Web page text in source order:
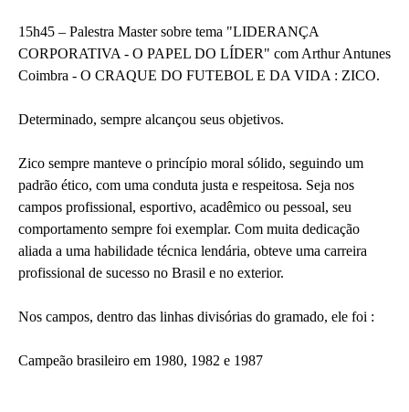
15h45 – Palestra Master sobre tema "LIDERANÇA
CORPORATIVA - O PAPEL DO LÍDER" com Arthur Antunes
Coimbra - O CRAQUE DO FUTEBOL E DA VIDA : ZICO.
Determinado, sempre alcançou seus objetivos.
Zico sempre manteve o princípio moral sólido, seguindo um
padrão ético, com uma conduta justa e respeitosa. Seja nos
campos profissional, esportivo, acadêmico ou pessoal, seu
comportamento sempre foi exemplar. Com muita dedicação
aliada a uma habilidade técnica lendária, obteve uma carreira
profissional de sucesso no Brasil e no exterior.
Nos campos, dentro das linhas divisórias do gramado, ele foi :
Campeão brasileiro em 1980, 1982 e 1987